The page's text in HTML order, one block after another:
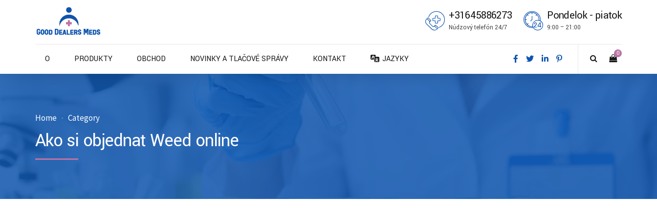
+31645886273
Núdzový telefón 24/7
Pondelok - piatok
9:00 – 21:00
0
O PRODUKTY OBCHOD NOVINKY A TLAČOVÉ SPRÁVY KONTAKT
JAZYKY
Home Category
Ako si objednať Weed online